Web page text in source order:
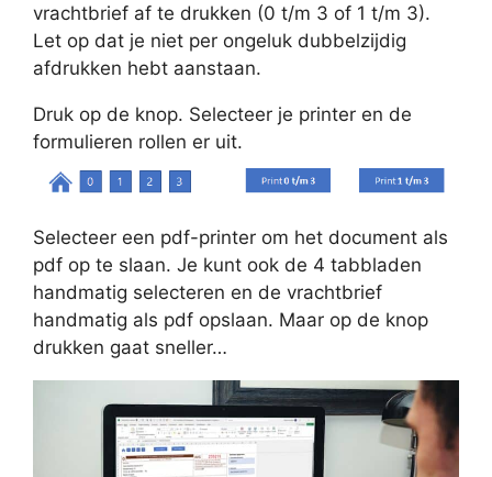
vrachtbrief af te drukken (0 t/m 3 of 1 t/m 3).
Let op dat je niet per ongeluk dubbelzijdig
afdrukken hebt aanstaan.
Druk op de knop. Selecteer je printer en de
formulieren rollen er uit.
Selecteer een pdf-printer om het document als
pdf op te slaan. Je kunt ook de 4 tabbladen
handmatig selecteren en de vrachtbrief
handmatig als pdf opslaan. Maar op de knop
drukken gaat sneller…